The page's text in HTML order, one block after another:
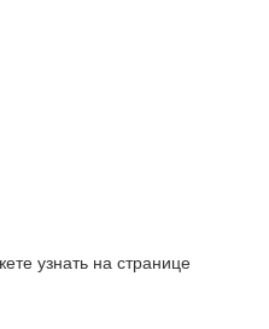
узнать на странице